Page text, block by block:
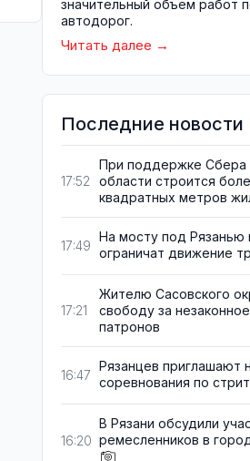
значительный объём работ
автодорог.
Читать далее
Последние новости
17:52
При поддержке Сбера
области строится
квадратных метров
17:49
На мосту под Рязанью
ограничат движение
17:21
Жителю Сасовского
свободу за
патронов
16:47
Рязанцев приглашают
соревнования по
16:20
В Рязани обсудили
ремесленников в